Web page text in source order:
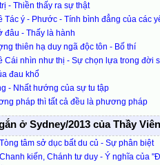
- Thiền thấy ra sự thật
Tác ý - Phước - Tính bình đẳng của các
đâu - Thấy là hành
thiên hạ duy ngã độc tôn - Bố thí
Cái nhìn như thị - Sự chọn lựa trong đời
đau khổ
- Nhất hướng của sự tu tập
pháp thì tất cả đều là phương pháp
ở Sydney/2013 của Thầy
tâm sở dục bất du củ - Sự phân biệt
kiến, Chánh tư duy - Ý nghĩa của